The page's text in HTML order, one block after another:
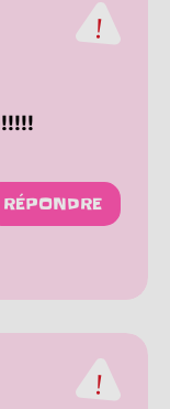
RÉPONDRE